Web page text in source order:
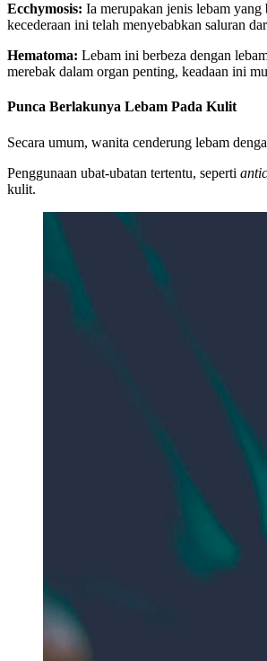
Ecchymosis: Ia merupakan jenis lebam yang
kecederaan ini telah menyebabkan saluran
Hematoma: Lebam ini berbeza dengan
merebak dalam organ penting, keadaan ini
Punca Berlakunya Lebam Pada Kulit
Secara umum, wanita cenderung lebam
Penggunaan ubat-ubatan tertentu, seperti
kulit.